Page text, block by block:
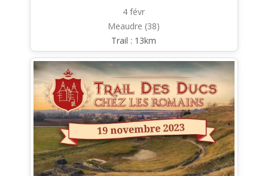
4 févr
Meaudre (38)
Trail : 13km